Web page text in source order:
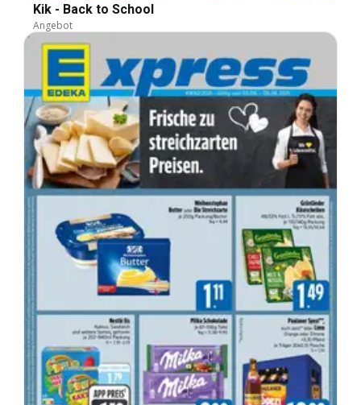
Kik - Back to School
Angebot